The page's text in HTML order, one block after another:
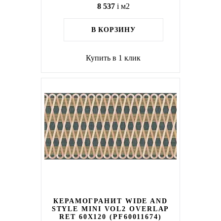
8 537 i м2
В КОРЗИНУ
Купить в 1 клик
КЕРАМОГРАНИТ WIDE AND
STYLE MINI VOL2 OVERLAP
RET 60Х120 (PF60011674)